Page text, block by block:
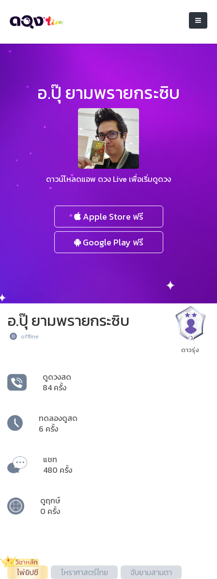
อ.ปุ๊ ยามพรายกระซิบ
ดาวน์โหลดแอพ ดวง Live เพื่อเริ่มดูดวง
Apple Store ฟรี
Google Play ฟรี
อ.ปุ๊ ยามพรายกระซิบ
offline
ดูดวงสด
84 ครั้ง
ทดลองดูสด
6 ครั้ง
แชท
480 ครั้ง
ดูฤกษ์
0 ครั้ง
ดาวรุ่ง
ไพ่ยิปซี โหราศาสตร์ไทย
จับยามสามตา